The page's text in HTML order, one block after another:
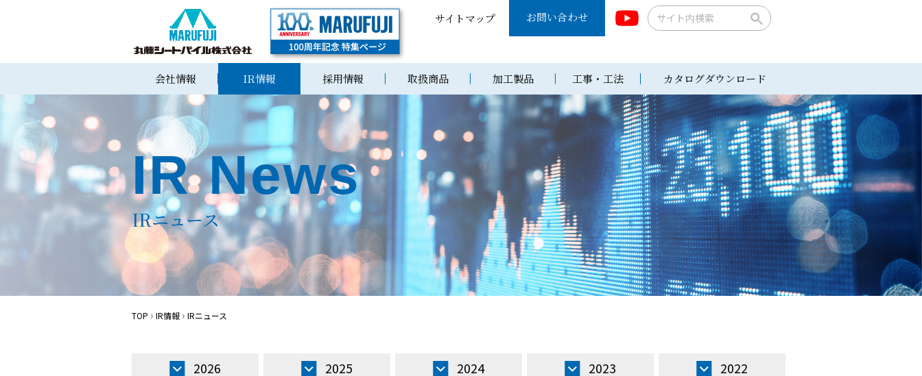
サイトマップ お問い合わせ
会社情報 IR情報 採用情報 取扱商品 加工製品 工事・工法 カタログダウンロード
IR News
IRニュース
TOP IR情報 IRニュース
2026 2025 2024 2023 2022